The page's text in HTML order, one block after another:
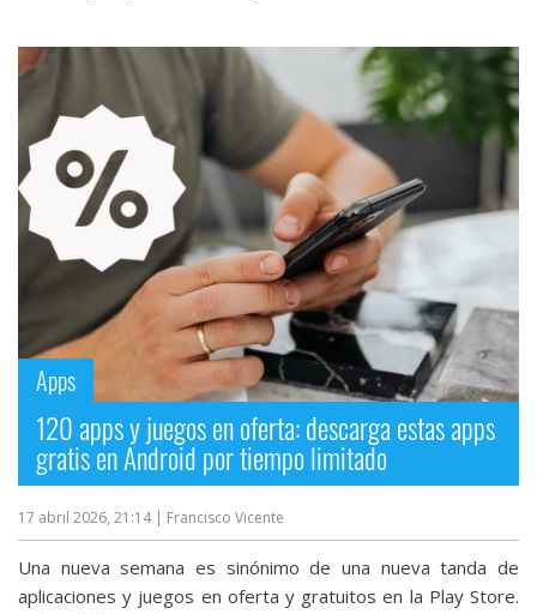
Apps
120 apps y juegos en oferta: descarga estas apps
gratis en Android por tiempo limitado
17 abril 2026, 21:14 | Francisco Vicente
Una nueva semana es sinónimo de una nueva tanda de
aplicaciones y juegos en oferta y gratuitos en la Play Store.